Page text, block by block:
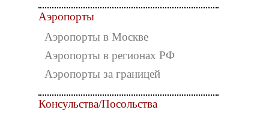
Аэропорты
Аэропорты в Москве
Аэропорты в регионах РФ
Аэропорты за границей
Консульства/Посольства